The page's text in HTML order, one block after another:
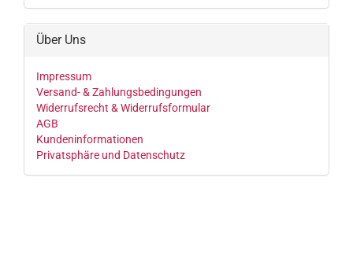
Über Uns
Impressum
Versand- & Zahlungsbedingungen
Widerrufsrecht & Widerrufsformular
AGB
Kundeninformationen
Privatsphäre und Datenschutz